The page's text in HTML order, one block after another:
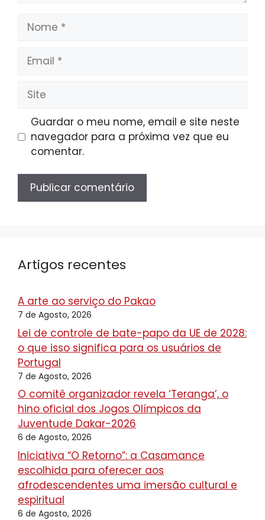
Nome
Email
Site
Guardar o meu nome, email e site neste
navegador para a próxima vez que eu
comentar.
Artigos recentes
A arte ao serviço do Pakao
7 de Agosto, 2026
Lei de controle de bate-papo da UE de 2028:
o que isso significa para os usuários de
Portugal
7 de Agosto, 2026
O comitê organizador revela ‘Teranga’, o
hino oficial dos Jogos Olímpicos da
Juventude Dakar-2026
6 de Agosto, 2026
Iniciativa “O Retorno”: a Casamance
escolhida para oferecer aos
afrodescendentes uma imersão cultural e
espiritual
6 de Agosto, 2026